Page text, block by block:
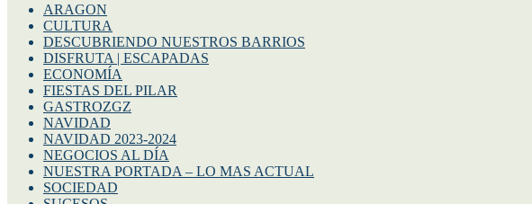
ARAGON
CULTURA
DESCUBRIENDO NUESTROS BARRIOS
DISFRUTA | ESCAPADAS
ECONOMÍA
FIESTAS DEL PILAR
GASTROZGZ
NAVIDAD
NAVIDAD 2023-2024
NEGOCIOS AL DÍA
NUESTRA PORTADA – LO MAS ACTUAL
SOCIEDAD